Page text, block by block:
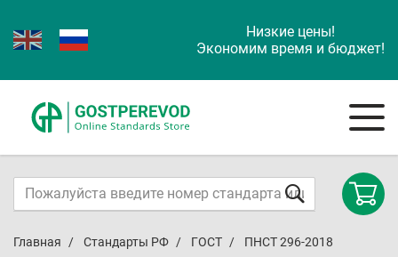
Низкие цены!
Экономим время и бюджет!
Главная Стандарты РФ ГОСТ ПНСТ 296-2018